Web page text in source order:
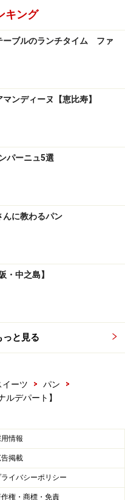
いしく、何もつけなく
はどれもモチモチの食
。
かわいい
パートのネットストア
注文の受付が開始されま
、限定50セットです。
他に、クリスマスにも
女王製菓からは薔薇の
クのソース入り）。絵
の「やばい」ギフトボ
節ごとに変わる「四季
キング
ーブルのランチタイム ファ
ンディーヌ【恵比寿】
パーニュ5選
んに教わるパン
・中之島】
っと見る
イーツ > パン
>
ルデパート】
情報
告掲載
ライバシーポリシー
権・商標・免責